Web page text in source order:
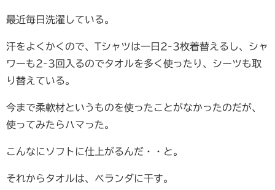
最近毎日洗濯している。
汗をよくかくので、Tシャツは一日2-3枚着替えるし、シャ
ワーも2-3回入るのでタオルを多く使ったり、シーツも取
り替えている。
今まで柔軟材というものを使ったことがなかったのだが、
使ってみたらハマった。
こんなにソフトに仕上がるんだ・・と。
それからタオルは、ベランダに干す。